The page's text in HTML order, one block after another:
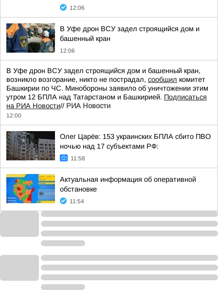
12:06
В Уфе дрон ВСУ задел строящийся дом и
башенный кран
12:06
В Уфе дрон ВСУ задел строящийся дом и башенный кран,
возникло возгорание, никто не пострадал, сообщил комитет
Башкирии по ЧС. Минобороны заявило об уничтожении этим
утром 12 БПЛА над Татарстаном и Башкирией. Подписаться
на РИА Новости// РИА Новости
12:00
Олег Царёв: 153 украинских БПЛА сбито ПВО
ночью над 17 субъектами РФ:
11:58
Актуальная информация об оперативной
обстановке
11:54